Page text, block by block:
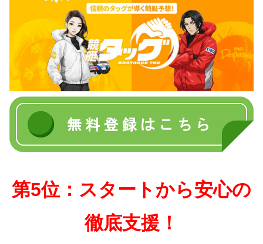
第5位：スタートから安心の
徹底支援！